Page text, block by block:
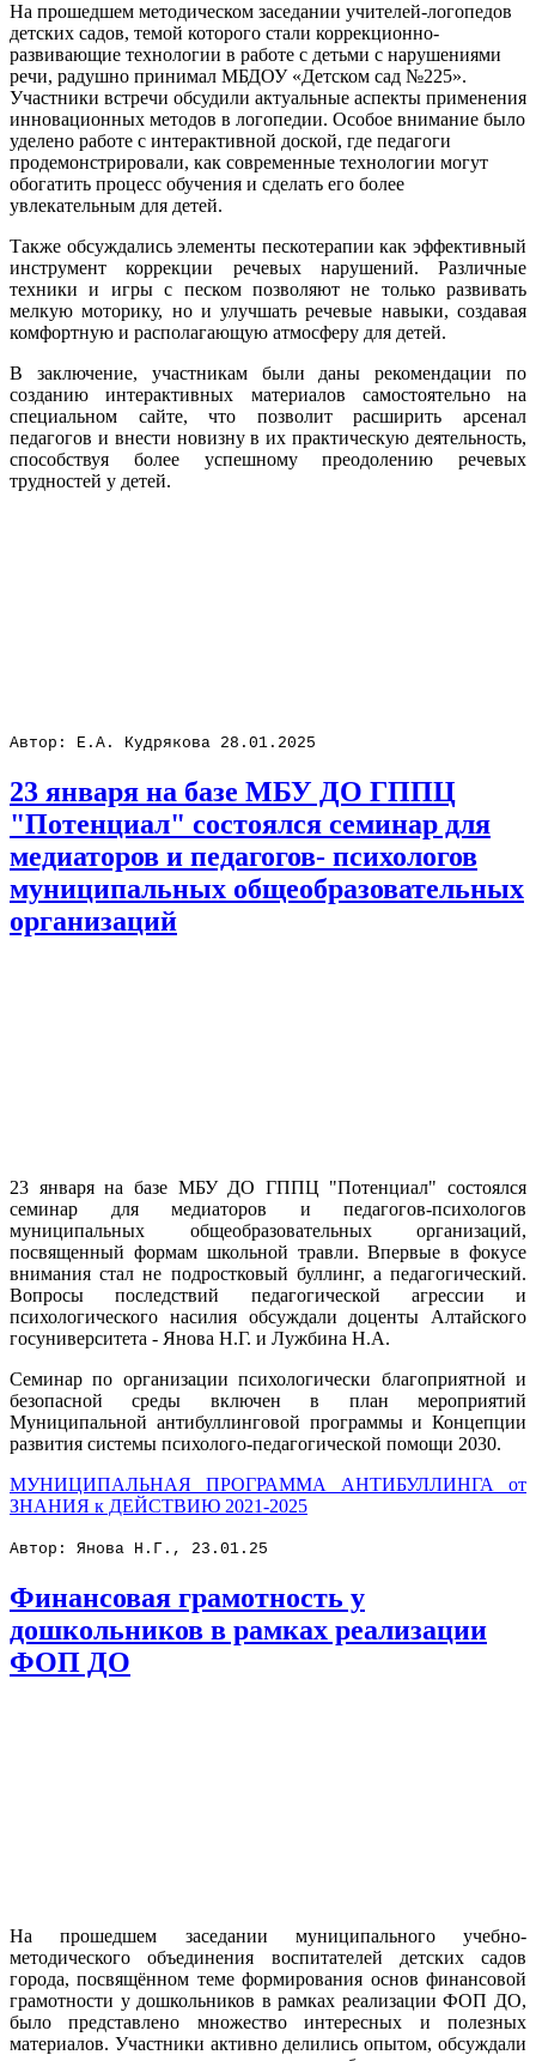
На прошедшем методическом заседании учителей-логопедов
детских садов, темой которого стали коррекционно-
развивающие технологии в работе с детьми с нарушениями
речи, радушно принимал МБДОУ «Детском сад №225».
Участники встречи обсудили актуальные аспекты применения
инновационных методов в логопедии. Особое внимание было
уделено работе с интерактивной доской, где педагоги
продемонстрировали, как современные технологии могут
обогатить процесс обучения и сделать его более
увлекательным для детей.
Также обсуждались элементы пескотерапии как эффективный
инструмент коррекции речевых нарушений. Различные
техники и игры с песком позволяют не только развивать
мелкую моторику, но и улучшать речевые навыки, создавая
комфортную и располагающую атмосферу для детей.
В заключение, участникам были даны рекомендации по
созданию интерактивных материалов самостоятельно на
специальном сайте, что позволит расширить арсенал
педагогов и внести новизну в их практическую деятельность,
способствуя более успешному преодолению речевых
трудностей у детей.
Автор: Е.А. Кудрякова 28.01.2025
23 января на базе МБУ ДО ГППЦ
"Потенциал" состоялся семинар для
медиаторов и педагогов- психологов
муниципальных общеобразовательных
организаций
23 января на базе МБУ ДО ГППЦ "Потенциал" состоялся
семинар для медиаторов и педагогов-психологов
муниципальных общеобразовательных организаций,
посвященный формам школьной травли. Впервые в фокусе
внимания стал не подростковый буллинг, а педагогический.
Вопросы последствий педагогической агрессии и
психологического насилия обсуждали доценты Алтайского
госуниверситета - Янова Н.Г. и Лужбина Н.А.
Семинар по организации психологически благоприятной и
безопасной среды включен в план мероприятий
Муниципальной антибуллинговой программы и Концепции
развития системы психолого-педагогической помощи 2030.
МУНИЦИПАЛЬНАЯ ПРОГРАММА АНТИБУЛЛИНГА от
ЗНАНИЯ к ДЕЙСТВИЮ 2021-2025
Автор: Янова Н.Г., 23.01.25
Финансовая грамотность у
дошкольников в рамках реализации
ФОП ДО
На прошедшем заседании муниципального учебно-
методического объединения воспитателей детских садов
города, посвящённом теме формирования основ финансовой
грамотности у дошкольников в рамках реализации ФОП ДО,
было представлено множество интересных и полезных
материалов. Участники активно делились опытом, обсуждали